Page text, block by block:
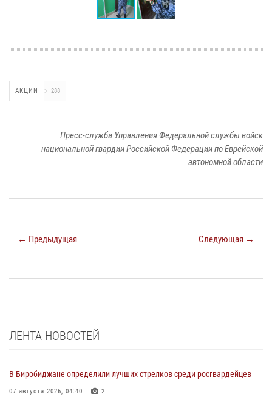
АКЦИИ 288
Пресс-служба Управления Федеральной службы войск
национальной гвардии Российской Федерации по Еврейской
автономной области
← Предыдущая Следующая →
ЛЕНТА НОВОСТЕЙ
В Биробиджане определили лучших стрелков среди росгвардейцев
07 августа 2026, 04:40 2